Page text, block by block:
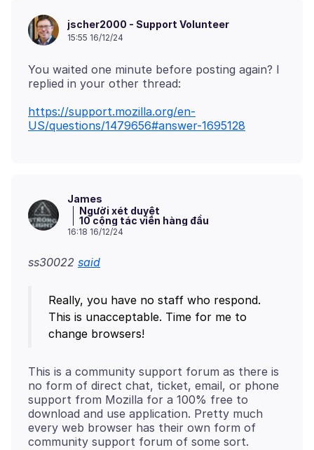
jscher2000 - Support Volunteer
15:55 16/12/24
You waited one minute before posting again? I
https://support.mozilla.org/en-
US/questions/1479656#answer-1695128
James
Người xét duyệt
10 cộng tác viên hàng đầu
16:18 16/12/24
ss30022 said
Really, you have no staff who respond.
This is unacceptable. Time for me to
This is a community support forum as there is
no form of direct chat, ticket, email, or phone
support from Mozilla for a 100% free to
download and use application. Pretty much
every web browser has their own form of